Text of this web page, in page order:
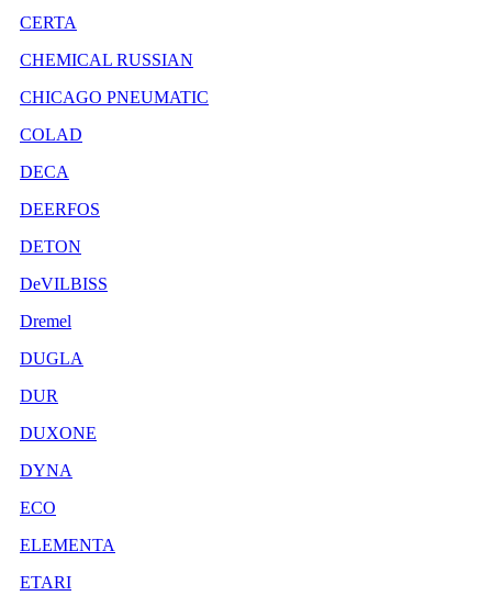
CERTA
CHEMICAL RUSSIAN
CHICAGO PNEUMATIC
COLAD
DECA
DEERFOS
DETON
DeVILBISS
Dremel
DUGLA
DUR
DUXONE
DYNA
ECO
ELEMENTA
ETARI